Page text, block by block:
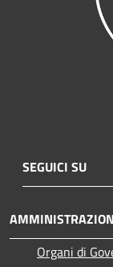
SEGUICI SU
Organi di